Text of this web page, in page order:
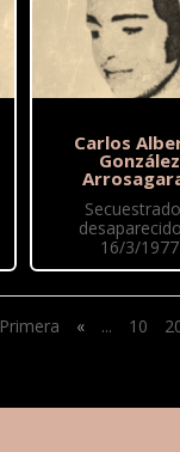
Carlos
González
16/3/1977
Primera « ... 10